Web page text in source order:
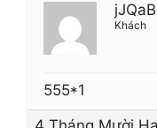
Khách
555*1